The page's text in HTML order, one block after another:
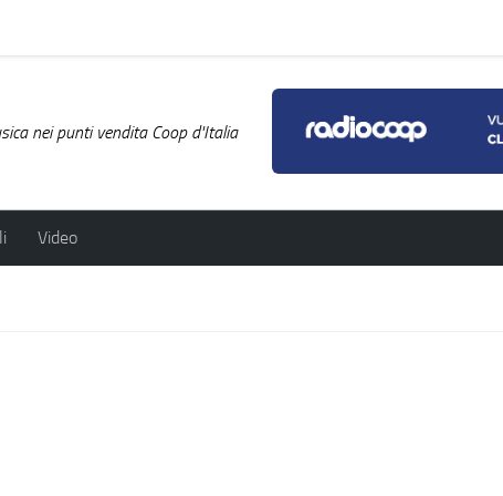
nei punti vendita Coop d'Italia
Video